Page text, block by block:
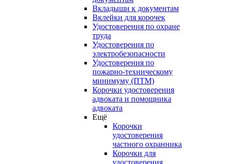
Вкладыши к документам
Вклейки для корочек
Удостоверения по охране
труда
Удостоверения по
электробезопасности
Удостоверения по
пожарно-техническому
минимуму (ПТМ)
Корочки удостоверения
адвоката и помощника
адвоката
Ещё
Корочки
удостоверения
частного охранника
Корочки для
удостоверения